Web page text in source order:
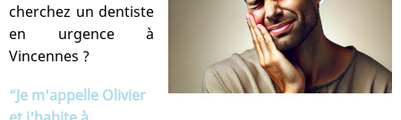
cherchez un dentiste
en urgence à
Vincennes ?
“Je m'appelle Olivier